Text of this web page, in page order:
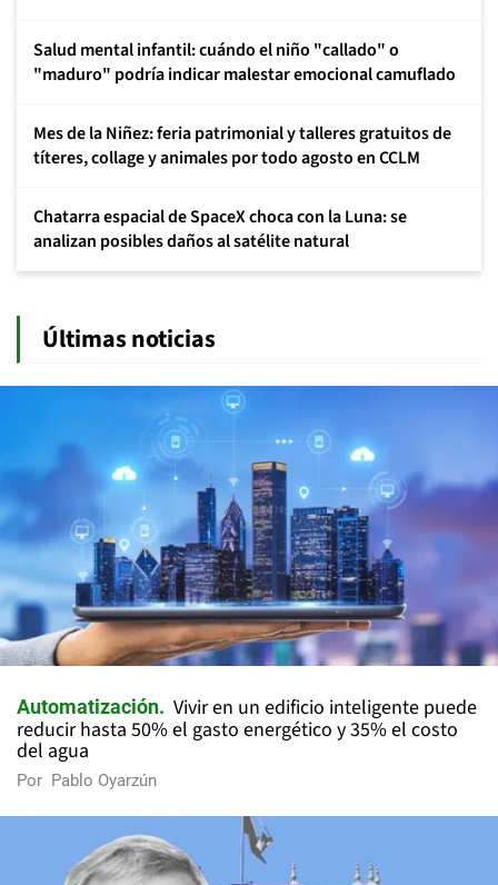
Salud mental infantil: cuándo el niño "callado" o
"maduro" podría indicar malestar emocional camuflado
Mes de la Niñez: feria patrimonial y talleres gratuitos de
títeres, collage y animales por todo agosto en CCLM
Chatarra espacial de SpaceX choca con la Luna: se
analizan posibles daños al satélite natural
Últimas noticias
Automatización
Vivir en un edificio inteligente puede
reducir hasta 50% el gasto energético y 35% el costo
del agua
Por Pablo Oyarzún